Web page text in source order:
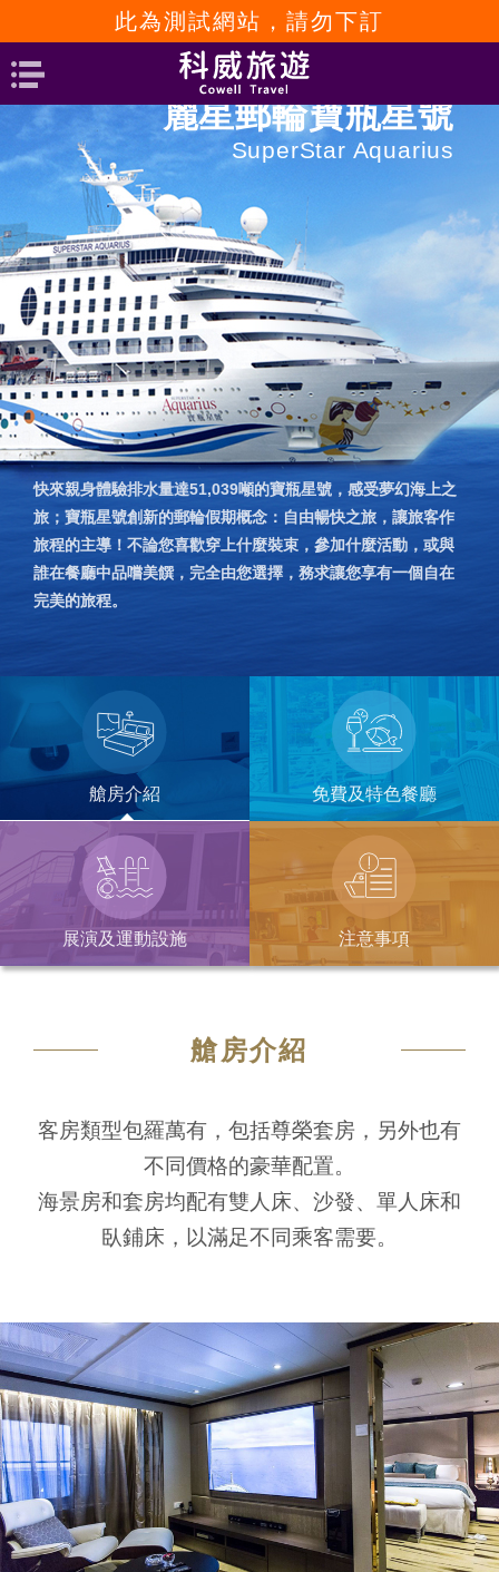
此為測試網站，請勿下訂
麗星郵輪寶瓶星號
SuperStar Aquarius
快來親身體驗排水量達51,039噸的寶瓶星號，感受夢幻海上之
旅；寶瓶星號創新的郵輪假期概念：自由暢快之旅，讓旅客作
旅程的主導！不論您喜歡穿上什麼裝束，參加什麼活動，或與
誰在餐廳中品嚐美饌，完全由您選擇，務求讓您享有一個自在
完美的旅程。
艙房介紹 免費及特色餐廳
展演及運動設施 注意事項
艙房介紹
客房類型包羅萬有，包括尊榮套房，另外也有
不同價格的豪華配置。
海景房和套房均配有雙人床、沙發、單人床和
臥鋪床，以滿足不同乘客需要。